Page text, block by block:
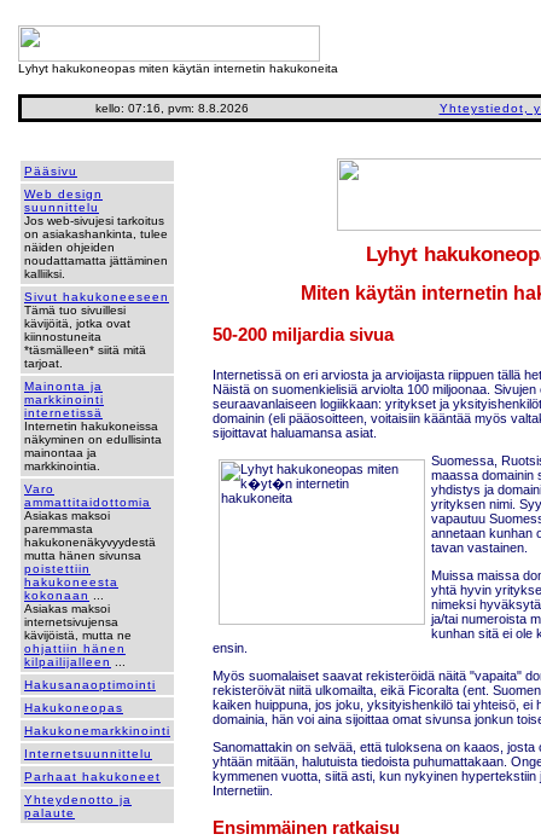
Lyhyt hakukoneopas miten käytän internetin hakukoneita
kello: 07:16, pvm: 8.8.2026 Yhteystiedot,
Pääsivu
Web design
suunnittelu
Jos web-sivujesi tarkoitus
on asiakashankinta, tulee
näiden ohjeiden
noudattamatta jättäminen
kalliiksi.
Sivut hakukoneeseen
Tämä tuo sivuillesi
kävijöitä, jotka ovat
kiinnostuneita
*täsmälleen* siitä mitä
tarjoat.
Mainonta ja
markkinointi
internetissä
Internetin hakukoneissa
näkyminen on edullisinta
mainontaa ja
markkinointia.
Varo
ammattitaidottomia
Asiakas maksoi
paremmasta
hakukonenäkyvyydestä
mutta hänen sivunsa
poistettiin
hakukoneesta
kokonaan
Asiakas maksoi
internetsivujensa
kävijöistä, mutta ne
ohjattiin hänen
kilpailijalleen
Hakusanaoptimointi
Hakukoneopas
Hakukonemarkkinointi
Internetsuunnittelu
Parhaat hakukoneet
Yhteydenotto ja
palaute
Lyhyt
Miten käytän internetin
50-200 miljardia sivua
Internetissä on eri arviosta ja arvioijasta riippuen tällä
Näistä on suomenkielisiä arviolta 100 miljoonaa.
seuraavanlaiseen logiikkaan: yritykset ja
domainin (eli pääosoitteen, voitaisiin kääntää myös
sijoittavat haluamansa asiat.
Suomessa,
maassa domainin
yhdistys ja
yrityksen nimi.
vapautuu
annetaan kunhan
tavan vastainen.
Muissa maissa
yhtä hyvin
nimeksi
ja/tai numeroista
kunhan sitä ei ole
ensin.
Myös suomalaiset saavat rekisteröidä näitä "vapaita"
rekisteröivät niitä ulkomailta, eikä Ficoralta (ent.
kaiken huippuna, jos joku, yksityishenkilö tai yhteisö, ei
domainia, hän voi aina sijoittaa omat sivunsa jonkun
Sanomattakin on selvää, että tuloksena on kaaos, josta
yhtään mitään, halutuista tiedoista puhumattakaan.
kymmenen vuotta, siitä asti, kun nykyinen
Internetiin.
Ensimmäinen ratkaisu